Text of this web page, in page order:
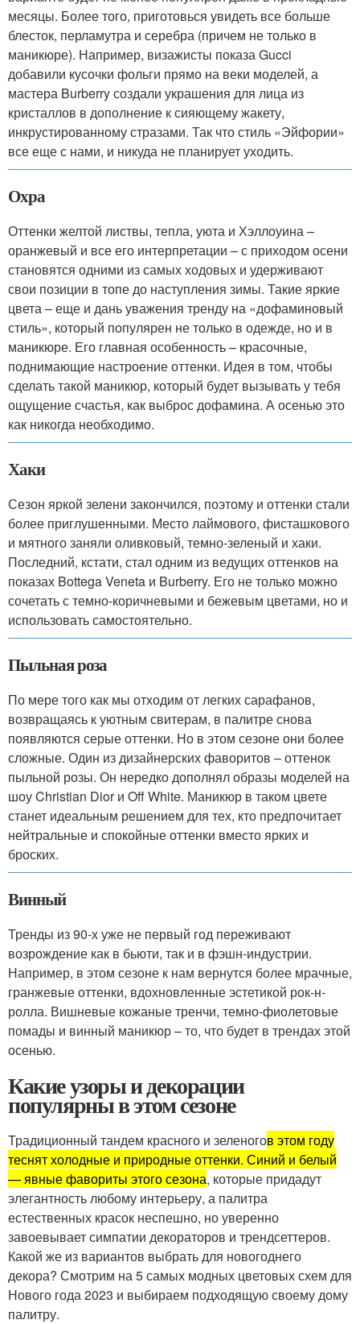
месяцы. Более того, приготовься увидеть все больше
блесток, перламутра и серебра (причем не только в
маникюре). Например, визажисты показа Gucci
добавили кусочки фольги прямо на веки моделей, а
мастера Burberry создали украшения для лица из
кристаллов в дополнение к сияющему жакету,
инкрустированному стразами. Так что стиль «Эйфории»
все еще с нами, и никуда не планирует уходить.
Охра
Оттенки желтой листвы, тепла, уюта и Хэллоуина –
оранжевый и все его интерпретации – с приходом осени
становятся одними из самых ходовых и удерживают
свои позиции в топе до наступления зимы. Такие яркие
цвета – еще и дань уважения тренду на «дофаминовый
стиль», который популярен не только в одежде, но и в
маникюре. Его главная особенность – красочные,
поднимающие настроение оттенки. Идея в том, чтобы
сделать такой маникюр, который будет вызывать у тебя
ощущение счастья, как выброс дофамина. А осенью это
как никогда необходимо.
Хаки
Сезон яркой зелени закончился, поэтому и оттенки стали
более приглушенными. Место лаймового, фисташкового
и мятного заняли оливковый, темно-зеленый и хаки.
Последний, кстати, стал одним из ведущих оттенков на
показах Bottega Veneta и Burberry. Его не только можно
сочетать с темно-коричневыми и бежевым цветами, но и
использовать самостоятельно.
Пыльная роза
По мере того как мы отходим от легких сарафанов,
возвращаясь к уютным свитерам, в палитре снова
появляются серые оттенки. Но в этом сезоне они более
сложные. Один из дизайнерских фаворитов – оттенок
пыльной розы. Он нередко дополнял образы моделей на
шоу Christian Dior и Off White. Маникюр в таком цвете
станет идеальным решением для тех, кто предпочитает
нейтральные и спокойные оттенки вместо ярких и
броских.
Винный
Тренды из 90-х уже не первый год переживают
возрождение как в бьюти, так и в фэшн-индустрии.
Например, в этом сезоне к нам вернутся более мрачные,
гранжевые оттенки, вдохновленные эстетикой рок-н-
ролла. Вишневые кожаные тренчи, темно-фиолетовые
помады и винный маникюр – то, что будет в трендах этой
осенью.
Какие узоры и декорации
популярны в этом сезоне
Традиционный тандем красного и зеленогов этом году
теснят холодные и природные оттенки. Синий и белый
— явные фавориты этого сезона, которые придадут
элегантность любому интерьеру, а палитра
естественных красок неспешно, но уверенно
завоевывает симпатии декораторов и трендсеттеров.
Какой же из вариантов выбрать для новогоднего
декора? Смотрим на 5 самых модных цветовых схем для
Нового года 2023 и выбираем подходящую своему дому
палитру.